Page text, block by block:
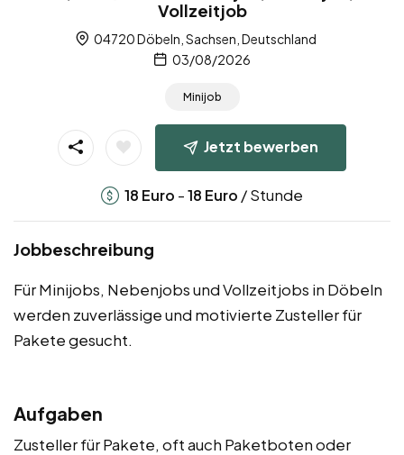
Vollzeitjob
04720 Döbeln, Sachsen, Deutschland
03/08/2026
Minijob
Jetzt bewerben
18 Euro -18 Euro / Stunde
Jobbeschreibung
Für Minijobs, Nebenjobs und Vollzeitjobs in Döbeln
werden zuverlässige und motivierte Zusteller für
Pakete gesucht.
Aufgaben
Zusteller für Pakete, oft auch Paketboten oder